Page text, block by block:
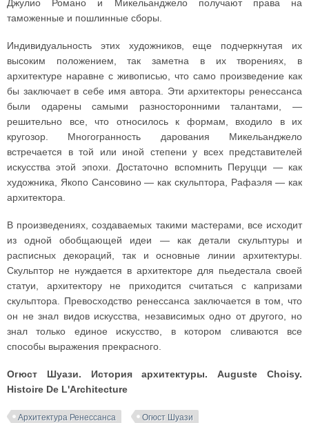
Джулио Романо и Микельанджело получают права на
таможенные и пошлинные сборы.
Индивидуальность этих художников, еще подчеркнутая их
высоким положением, так заметна в их творениях, в
архитектуре наравне с живописью, что само произведение как
бы заключает в себе имя автора. Эти архитекторы ренессанса
были одарены самыми разносторонними талантами, —
решительно все, что относилось к формам, входило в их
кругозор. Многогранность дарования Микельанджело
встречается в той или иной степени у всех представителей
искусства этой эпохи. Достаточно вспомнить Перуцци — как
художника, Якопо Сансовино — как скульптора, Рафаэля — как
архитектора.
В произведениях, создаваемых такими мастерами, все исходит
из одной обобщающей идеи — как детали скульптуры и
расписных декораций, так и основные линии архитектуры.
Скульптор не нуждается в архитекторе для пьедестала своей
статуи, архитектору не приходится считаться с капризами
скульптора. Превосходство ренессанса заключается в том, что
он не знал видов искусства, независимых одно от другого, но
знал только единое искусство, в котором сливаются все
способы выражения прекрасного.
Огюст Шуази. История архитектуры. Auguste Choisy.
Histoire De L'Architecture
Архитектура Ренессанса
Огюст Шуази